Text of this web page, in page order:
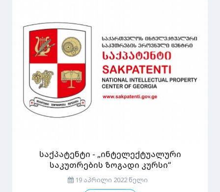
საქპატენტი - „ინტელექტუალური
საკუთრების ზოგადი კურსი“
19 აპრილი 2022 წელი